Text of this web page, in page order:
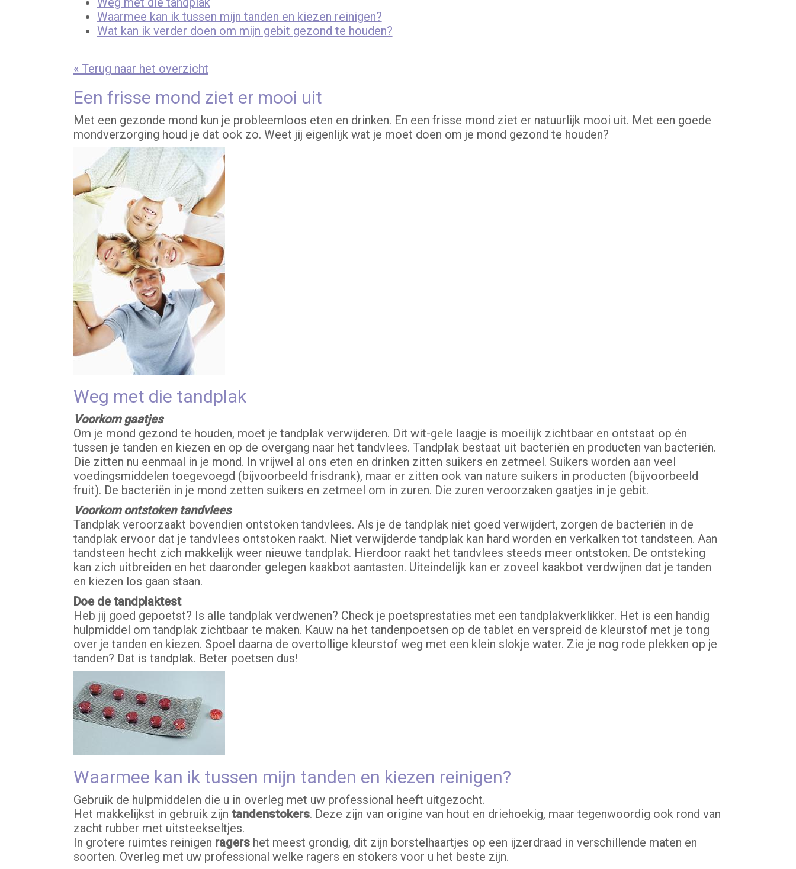
Waarmee kan ik tussen mijn tanden en kiezen reinigen?
Wat kan ik verder doen om mijn gebit gezond te houden?
« Terug naar het overzicht
Een frisse mond ziet er mooi uit
Met een gezonde mond kun je probleemloos eten en drinken. En een frisse mond ziet er natuurlijk mooi uit. Met een goede
mondverzorging houd je dat ook zo. Weet jij eigenlijk wat je moet doen om je mond gezond te houden?
Weg met die tandplak
Voorkom gaatjes
Om je mond gezond te houden, moet je tandplak verwijderen. Dit wit-gele laagje is moeilijk zichtbaar en ontstaat op én
tussen je tanden en kiezen en op de overgang naar het tandvlees. Tandplak bestaat uit bacteriën en producten van bacteriën.
Die zitten nu eenmaal in je mond. In vrijwel al ons eten en drinken zitten suikers en zetmeel. Suikers worden aan veel
voedingsmiddelen toegevoegd (bijvoorbeeld frisdrank), maar er zitten ook van nature suikers in producten (bijvoorbeeld
fruit). De bacteriën in je mond zetten suikers en zetmeel om in zuren. Die zuren veroorzaken gaatjes in je gebit.
Voorkom ontstoken tandvlees
Tandplak veroorzaakt bovendien ontstoken tandvlees. Als je de tandplak niet goed verwijdert, zorgen de bacteriën in de
tandplak ervoor dat je tandvlees ontstoken raakt. Niet verwijderde tandplak kan hard worden en verkalken tot tandsteen. Aan
tandsteen hecht zich makkelijk weer nieuwe tandplak. Hierdoor raakt het tandvlees steeds meer ontstoken. De ontsteking
kan zich uitbreiden en het daaronder gelegen kaakbot aantasten. Uiteindelijk kan er zoveel kaakbot verdwijnen dat je tanden
en kiezen los gaan staan.
Doe de tandplaktest
Heb jij goed gepoetst? Is alle tandplak verdwenen? Check je poetsprestaties met een tandplakverklikker. Het is een handig
hulpmiddel om tandplak zichtbaar te maken. Kauw na het tandenpoetsen op de tablet en verspreid de kleurstof met je tong
over je tanden en kiezen. Spoel daarna de overtollige kleurstof weg met een klein slokje water. Zie je nog rode plekken op je
tanden? Dat is tandplak. Beter poetsen dus!
Waarmee kan ik tussen mijn tanden en kiezen reinigen?
Gebruik de hulpmiddelen die u in overleg met uw professional heeft uitgezocht.
Het makkelijkst in gebruik zijn tandenstokers. Deze zijn van origine van hout en driehoekig, maar tegenwoordig ook rond van
zacht rubber met uitsteekseltjes.
In grotere ruimtes reinigen ragershet meest grondig, dit zijn borstelhaartjes op een ijzerdraad in verschillende maten en
soorten. Overleg met uw professional welke ragers en stokers voor u het beste zijn.